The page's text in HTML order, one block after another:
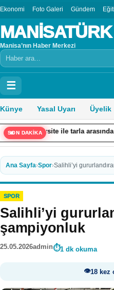
Ekonomi Foto Galeri Gündem
MANİSATÜRK
Manisa’nın Haber Merkezi
Arama
☰
Künye Yasal Uyarı Üyelik
SON DAKİKAile tarla arasında gönül
Ana Sayfa›Spor›Salihli’yi
SPOR
Salihli’yi
şampiyonluk
25.05.2026admin 1 dk okuma
18 kez